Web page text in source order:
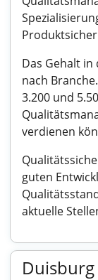
Das Gehalt
nach
3.200 und
verdienen
guten
aktuelle
Duisburg